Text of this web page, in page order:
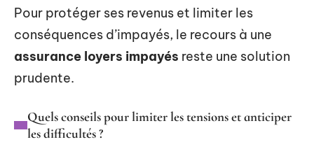
Pour protéger ses revenus et limiter les
conséquences d’impayés, le recours à une
assurance loyers impayés reste une solution
prudente.
Quels conseils pour limiter les tensions et anticiper
les difficultés ?